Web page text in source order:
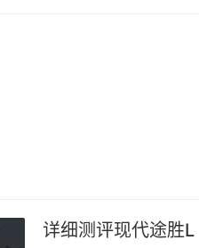
详细测评现代途胜L